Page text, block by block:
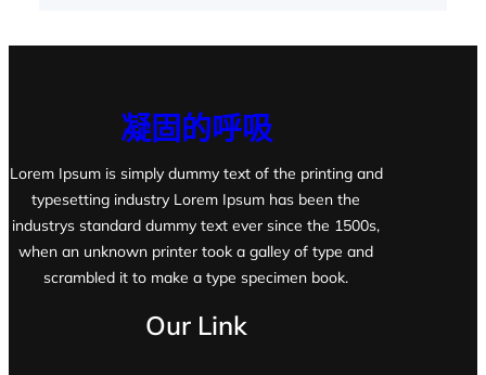
凝固的呼吸
Lorem Ipsum is simply dummy text of the printing and
typesetting industry Lorem Ipsum has been the
industrys standard dummy text ever since the 1500s,
when an unknown printer took a galley of type and
scrambled it to make a type specimen book.
Our Link